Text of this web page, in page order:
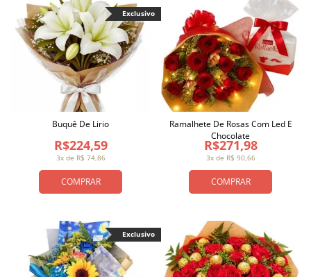
COMPRAR
3x de R$ 74,86
R$224,59
Buquê De Lirio
Exclusivo
COMPRAR
3x de R$ 90,66
R$271,98
Ramalhete De Rosas Com Led E
Chocolate
Exclusivo